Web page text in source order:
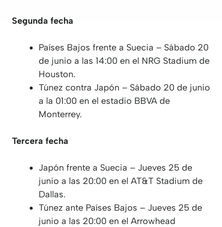
Segunda fecha
Países Bajos frente a Suecia – Sábado 20
de junio a las 14:00 en el NRG Stadium de
Houston.
Túnez contra Japón – Sábado 20 de junio
a la 01:00 en el estadio BBVA de
Monterrey.
Tercera fecha
Japón frente a Suecia – Jueves 25 de
junio a las 20:00 en el AT&T Stadium de
Dallas.
Túnez ante Países Bajos – Jueves 25 de
junio a las 20:00 en el Arrowhead